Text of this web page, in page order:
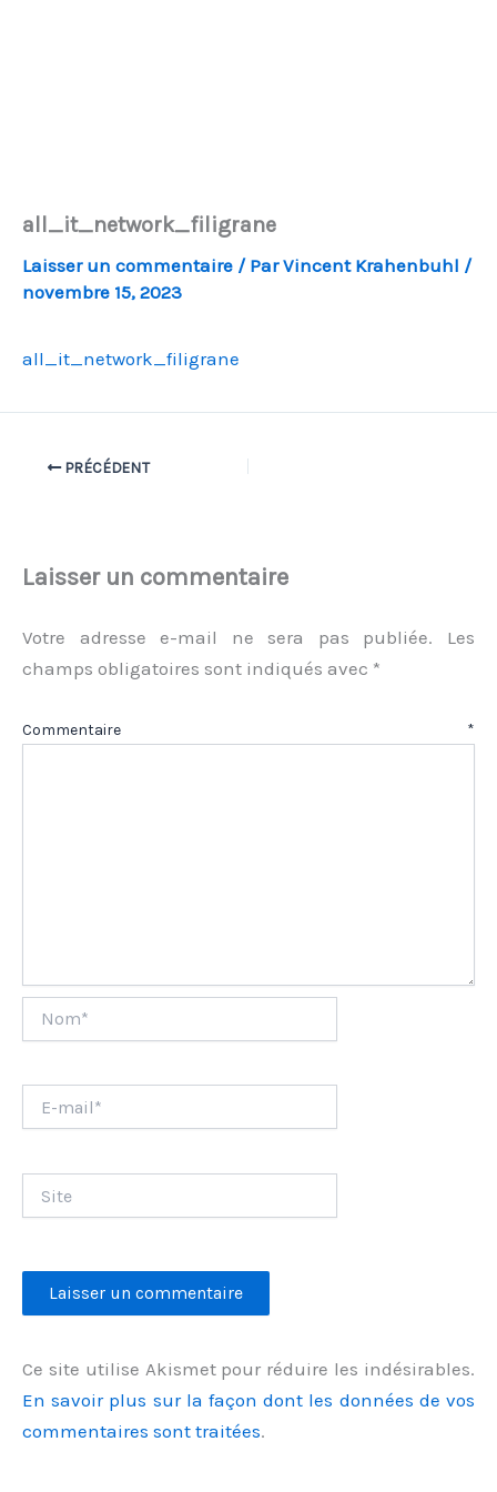
all_it_network_filigrane
Laisser un commentaire / ParVincent Krahenbuhl /
novembre 15, 2023
all_it_network_filigrane
PRÉCÉDENT
Laisser un commentaire
Votre adresse e-mail ne sera pas publiée.
Les
champs obligatoires sont indiqués avec *
Commentaire *
mail*
Ce site utilise Akismet pour réduire les indésirables.
En savoir plus sur la façon dont les données de vos
commentaires sont traitées.